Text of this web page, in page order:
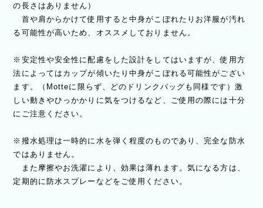
の長さはありません）
首や肩からかけて使用すると中身がこぼれたりお洋服が汚れ
る可能性が高いため、オススメしておりません。
※安定性や安全性に配慮をした設計をしてはいますが、使用方
法によってはカップが傾いたり中身がこぼれる可能性がござい
ます。（Motteに限らず、どのドリンクバッグも同様です）激
しい動きやひっかかりに気をつけるなど、ご使用の際には十分
にご注意ください。
※撥水処理は一時的に水を弾く程度のものであり、完全な防水
ではありません。
また摩擦やお洗濯により、効果は薄れます。気になる方は、
定期的に防水スプレーなどをご使用ください。